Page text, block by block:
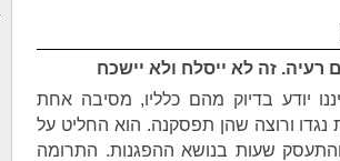
זה לא ייסלח ולא יישכח
יודע בדיוק מהם כלליו, מסיבה אחת
נגדו ורוצה שהן תפסקנה. הוא החליט על
שעות בנושא ההפגנות. התרומה